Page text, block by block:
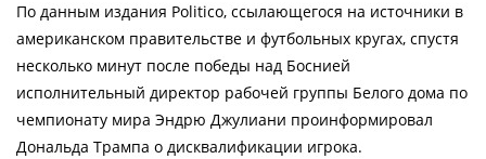
По данным издания Politico, ссылающегося на источники в
американском правительстве и футбольных кругах, спустя
несколько минут после победы над Боснией
исполнительный директор рабочей группы Белого дома по
чемпионату мира Эндрю Джулиани проинформировал
Дональда Трампа о дисквалификации игрока.